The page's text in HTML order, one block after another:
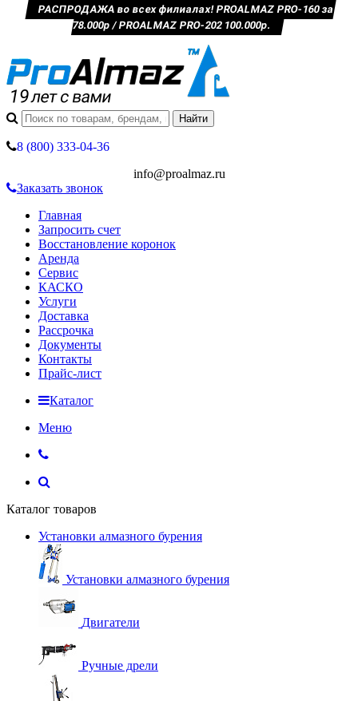
РАСПРОДАЖА во всех филиалах! PROALMAZ PRO-160 за
78.000р / PROALMAZ PRO-202 100.000р.
8 (800) 333-04-36
info@proalmaz.ru
Заказать звонок
Главная
Запросить счет
Восстановление коронок
Аренда
Сервис
КАСКО
Услуги
Доставка
Рассрочка
Документы
Контакты
Прайс-лист
Каталог
Меню
Каталог товаров
Установки алмазного бурения
Установки алмазного бурения
Двигатели
Ручные дрели